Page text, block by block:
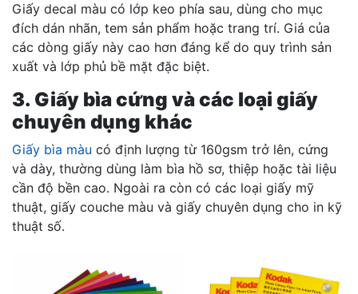
Giấy decal màu có lớp keo phía sau, dùng cho mục
đích dán nhãn, tem sản phẩm hoặc trang trí. Giá của
các dòng giấy này cao hơn đáng kể do quy trình sản
xuất và lớp phủ bề mặt đặc biệt.
3. Giấy bìa cứng và các loại giấy
chuyên dụng khác
Giấy bìa màu có định lượng từ 160gsm trở lên, cứng
và dày, thường dùng làm bìa hồ sơ, thiệp hoặc tài liệu
cần độ bền cao. Ngoài ra còn có các loại giấy mỹ
thuật, giấy couche màu và giấy chuyên dụng cho in kỹ
thuật số.